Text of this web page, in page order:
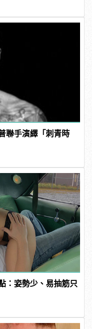
聯手演繹「刺青時
：姿勢少、易抽筋只